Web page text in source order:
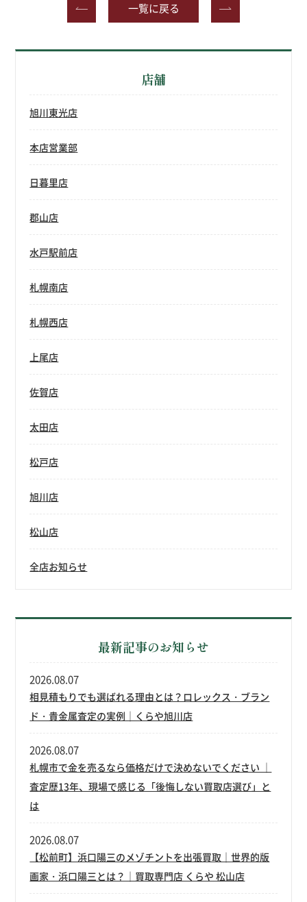
一覧に戻る
店舗
旭川東光店
本店営業部
日暮里店
郡山店
水戸駅前店
札幌南店
札幌西店
上尾店
佐賀店
太田店
松戸店
旭川店
松山店
全店お知らせ
最新記事のお知らせ
相見積もりでも選ばれる理由とは？ロレックス・ブラン
ド・貴金属査定の実例｜くらや旭川店
2026.08.07
札幌市で金を売るなら価格だけで決めないでください ｜
査定歴13年、現場で感じる「後悔しない買取店選び」と
は
2026.08.07
【松前町】浜口陽三のメゾチントを出張買取｜世界的版
画家・浜口陽三とは？｜買取専門店 くらや 松山店
2026.08.07